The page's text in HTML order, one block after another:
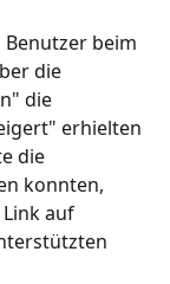
Benutzer beim
die
die
erhielten
die
konnten,
auf